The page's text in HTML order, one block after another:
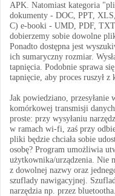
APK. Natomiast kategoria
dokumenty - DOC, PPT,
C) e-booki - UMD, PDF,
dobierzemy sobie dowolne
Ponadto dostępna jest
ich sumaryczny rozmiar.
tapnięcia. Podobnie sprawa
tapnięcie, aby proces ruszył z
Jak powiedziano,
komórkowej transmisji
proste: przy wysyłaniu
w ramach wi-fi, zaś przy
pliki będzie chciała sobie
osobę? Program umożliwia
użytkownika/urządzenia. Nie
z dowolnej nazwy oraz
szuflady nawigacyjnej.
narzędzia np. przez